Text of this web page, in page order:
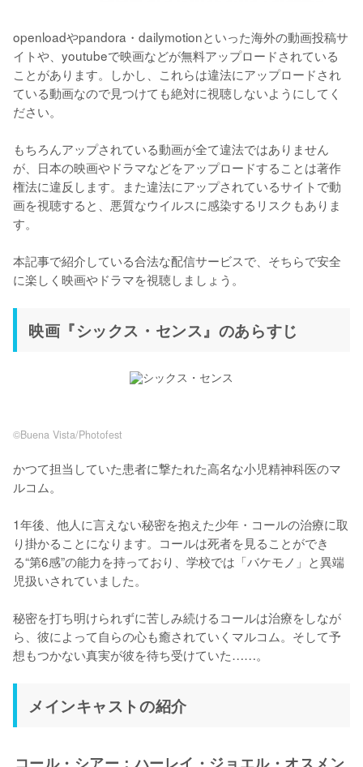
openloadやpandora・dailymotionといった海外の動画投稿サ
イトや、youtubeで映画などが無料アップロードされている
ことがあります。しかし、これらは違法にアップロードされ
ている動画なので見つけても絶対に視聴しないようにしてく
ださい。
もちろんアップされている動画が全て違法ではありません
が、日本の映画やドラマなどをアップロードすることは著作
権法に違反します。また違法にアップされているサイトで動
画を視聴すると、悪質なウイルスに感染するリスクもありま
す。
本記事で紹介している合法な配信サービスで、そちらで安全
映画『シックス・センス』のあらすじ
©Buena Vista/Photofest
かつて担当していた患者に撃たれた高名な小児精神科医のマ
ルコム。
1年後、他人に言えない秘密を抱えた少年・コールの治療に取
り掛かることになります。コールは死者を見ることができ
る“第6感”の能力を持っており、学校では「バケモノ」と異端
児扱いされていました。
秘密を打ち明けられずに苦しみ続けるコールは治療をしなが
ら、彼によって自らの心も癒されていくマルコム。そして予
想もつかない真実が彼を待ち受けていた……。
メインキャストの紹介
コール・シアー：ハーレイ・ジョエル・オスメン